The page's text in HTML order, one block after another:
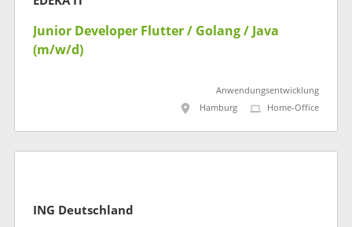
Junior Developer Flutter / Golang / Java
(m/w/d)
Anwendungsentwicklung
Hamburg
Home-Office
ING Deutschland